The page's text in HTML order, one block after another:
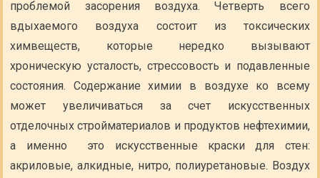
проблемой засорения воздуха. Четверть всего
вдыхаемого воздуха состоит из токсических
химвеществ, которые нередко вызывают
хроническую усталость, стрессовость и подавленные
состояния. Содержание химии в воздухе ко всему
может увеличиваться за счет искусственных
отделочных стройматериалов и продуктов нефтехимии,
а именно это искусственные краски для стен:
акриловые, алкидные, нитро, полиуретановые. Воздух